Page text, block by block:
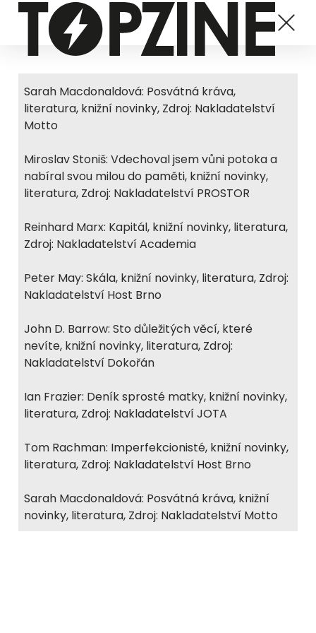
Sarah Macdonaldová: Posvátná kráva,
literatura, knižní novinky, Zdroj: Nakladatelství
Motto
Miroslav Stoniš: Vdechoval jsem vůni potoka a
nabíral svou milou do paměti, knižní novinky,
literatura, Zdroj: Nakladatelství PROSTOR
Reinhard Marx: Kapitál, knižní novinky, literatura,
Zdroj: Nakladatelství Academia
Peter May: Skála, knižní novinky, literatura, Zdroj:
Nakladatelství Host Brno
John D. Barrow: Sto důležitých věcí, které
nevíte, knižní novinky, literatura, Zdroj:
Nakladatelství Dokořán
Ian Frazier: Deník sprosté matky, knižní novinky,
literatura, Zdroj: Nakladatelství JOTA
Tom Rachman: Imperfekcionisté, knižní novinky,
literatura, Zdroj: Nakladatelství Host Brno
Sarah Macdonaldová: Posvátná kráva, knižní
novinky, literatura, Zdroj: Nakladatelství Motto